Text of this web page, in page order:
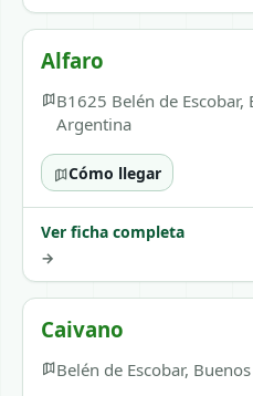
Alfaro
B1625 Belén de
Argentina
Cómo llegar
Ver ficha completa
→
Caivano
Belén de Escobar,